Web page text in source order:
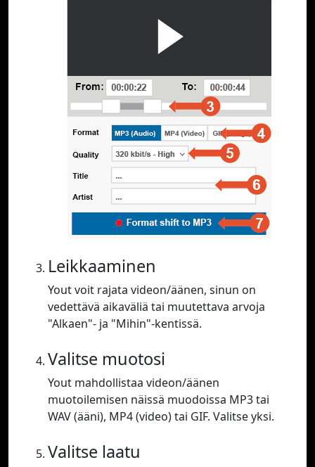
Leikkaaminen
Yout voit rajata videon/äänen, sinun on
vedettävä aikaväliä tai muutettava arvoja
"Alkaen"- ja "Mihin"-kentissä.
Valitse muotosi
Yout mahdollistaa videon/äänen
muotoilemisen näissä muodoissa MP3 tai
WAV (ääni), MP4 (video) tai GIF. Valitse yksi.
Valitse laatu